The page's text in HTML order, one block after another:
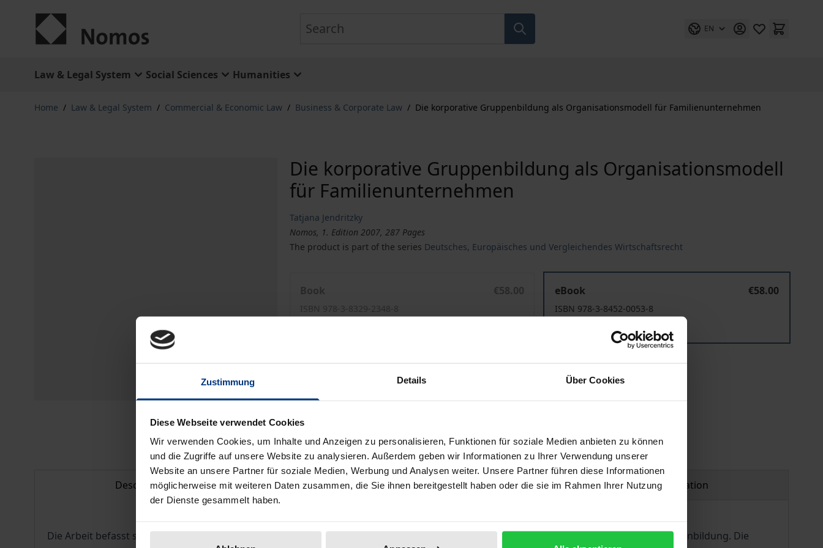
Zustimmung Details Über Cookies
Diese Webseite verwendet Cookies
Wir verwenden Cookies, um Inhalte und Anzeigen zu personalisieren, Funktionen für soziale Medien anbieten zu können
und die Zugriffe auf unsere Website zu analysieren. Außerdem geben wir Informationen zu Ihrer Verwendung unserer
Website an unsere Partner für soziale Medien, Werbung und Analysen weiter. Unsere Partner führen diese Informationen
möglicherweise mit weiteren Daten zusammen, die Sie ihnen bereitgestellt haben oder die sie im Rahmen Ihrer Nutzung
der Dienste gesammelt haben.
EN
Law & Legal System Social Sciences Humanities
Home / Law & Legal System / Commercial & Economic Law / Business & Corporate Law / Die korporative Gruppenbildung als Organisationsmodell für Familienunternehmen
Die korporative Gruppenbildung als Organisationsmodell
für Familienunternehmen
Tatjana Jendritzky
Nomos, 1. Edition 2007, 287 Pages
The product is part of the series Deutsches, Europäisches und Vergleichendes Wirtschaftsrecht
Book
€58.00
ISBN 978-3-8329-2348-8
eBook
€58.00
ISBN 978-3-8452-0053-8
Add to Cart
Delivery cost notice
Description Bibliographical data Product safety information
Die Arbeit befasst sich mit der rechtlichen Organisation eines heterogenen Gesellschafterkreises bei Familienunternehmen durch Gruppenbildung. Die